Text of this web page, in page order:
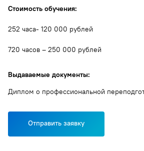
Стоимость обучения:
252 часа- 120 000 рублей
720 часов – 250 000 рублей
Выдаваемые документы:
Диплом о профессиональной
Отправить заявку